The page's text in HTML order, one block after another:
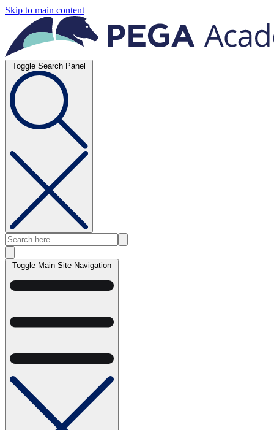
Skip to main content
Toggle Search Panel
Toggle Main Site Navigation